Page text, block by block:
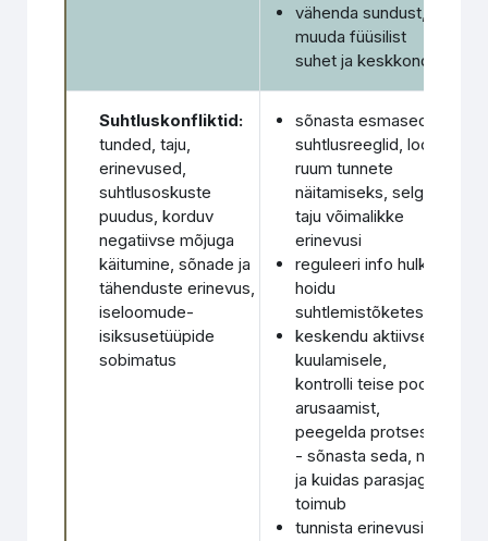
vähenda sundust,
muuda füüsilist
suhet ja keskkonda
Suhtluskonfliktid:
tunded, taju,
erinevused,
suhtlusoskuste
puudus, korduv
negatiivse mõjuga
käitumine, sõnade ja
tähenduste erinevus,
iseloomude-
isiksusetüüpide
sobimatus
sõnasta esmased
suhtlusreeglid, loo
ruum tunnete
näitamiseks, selgita
taju võimalikke
erinevusi
reguleeri info hulka;
hoidu
suhtlemistõketest
keskendu aktiivsele
kuulamisele,
kontrolli teise poole
arusaamist,
peegelda protsessi
- sõnasta seda, mis
ja kuidas parasjagu
toimub
tunnista erinevusi ja